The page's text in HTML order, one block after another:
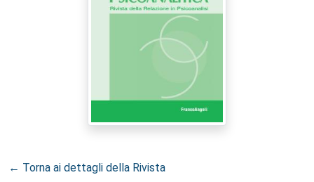
← Torna ai dettagli della Rivista